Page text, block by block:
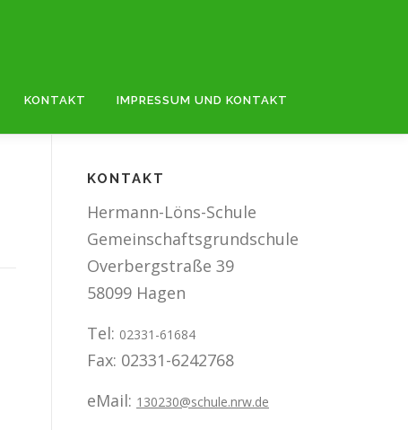
KONTAKT IMPRESSUM UND KONTAKT
KONTAKT
Hermann-Löns-Schule
Gemeinschaftsgrundschule
Overbergstraße 39
58099 Hagen
Tel: 02331-61684
Fax: 02331-6242768
eMail: 130230@schule.nrw.de